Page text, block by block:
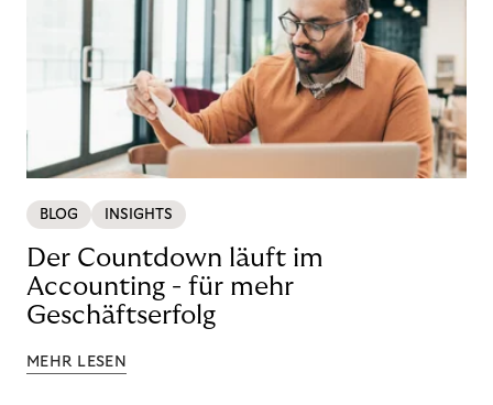
BLOG INSIGHTS
Der Countdown läuft im
Accounting - für mehr
Geschäftserfolg
MEHR LESEN